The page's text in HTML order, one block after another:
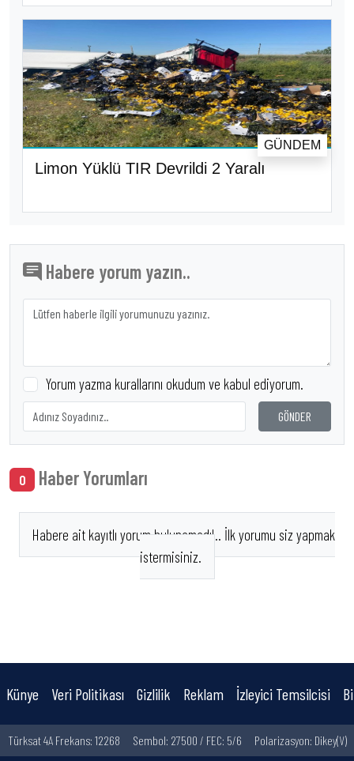
Limon Yüklü TIR Devrildi 2 Yaralı
GÜNDEM
Habere yorum yazın..
Yorum yazma kurallarını okudum ve kabul ediyorum.
GÖNDER
0 Haber Yorumları
Habere ait kayıtlı yorum bulunamadı!.. İlk yorumu siz yapmak
istermisiniz.
Künye Veri Politikası Gizlilik Reklam İzleyici Temsilcisi
Türksat 4A Frekans: 12268 Sembol: 27500 / FEC: 5/6 Polarizasyon: Dikey(V)